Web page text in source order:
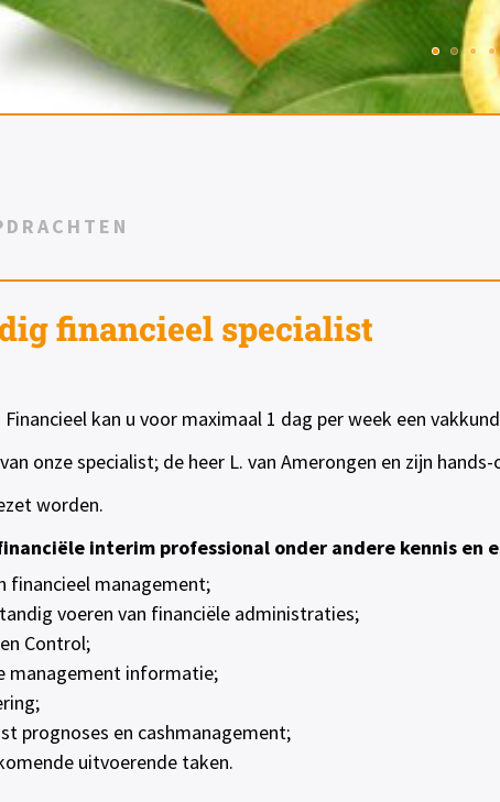
financieel specialist
Financieel kan u voor maximaal 1 dag per week een
van onze specialist; de heer L. van Amerongen en zijn
worden.
interim professional onder andere kennis en
financieel management;
voeren van financiële administraties;
Control;
management informatie;
prognoses en cashmanagement;
uitvoerende taken.